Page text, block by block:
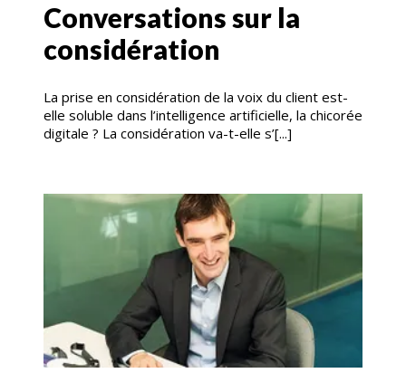
Conversations sur la
considération
La prise en considération de la voix du client est-
elle soluble dans l’intelligence artificielle, la chicorée
digitale ? La considération va-t-elle s’[...]